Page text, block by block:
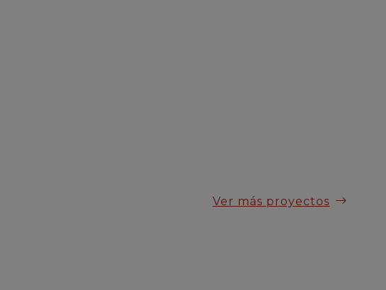
Ver más proyectos